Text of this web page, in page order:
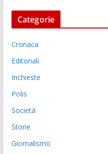
Categorie
Cronaca
Editoriali
Inchieste
Polis
Società
Storie
Giornalismo